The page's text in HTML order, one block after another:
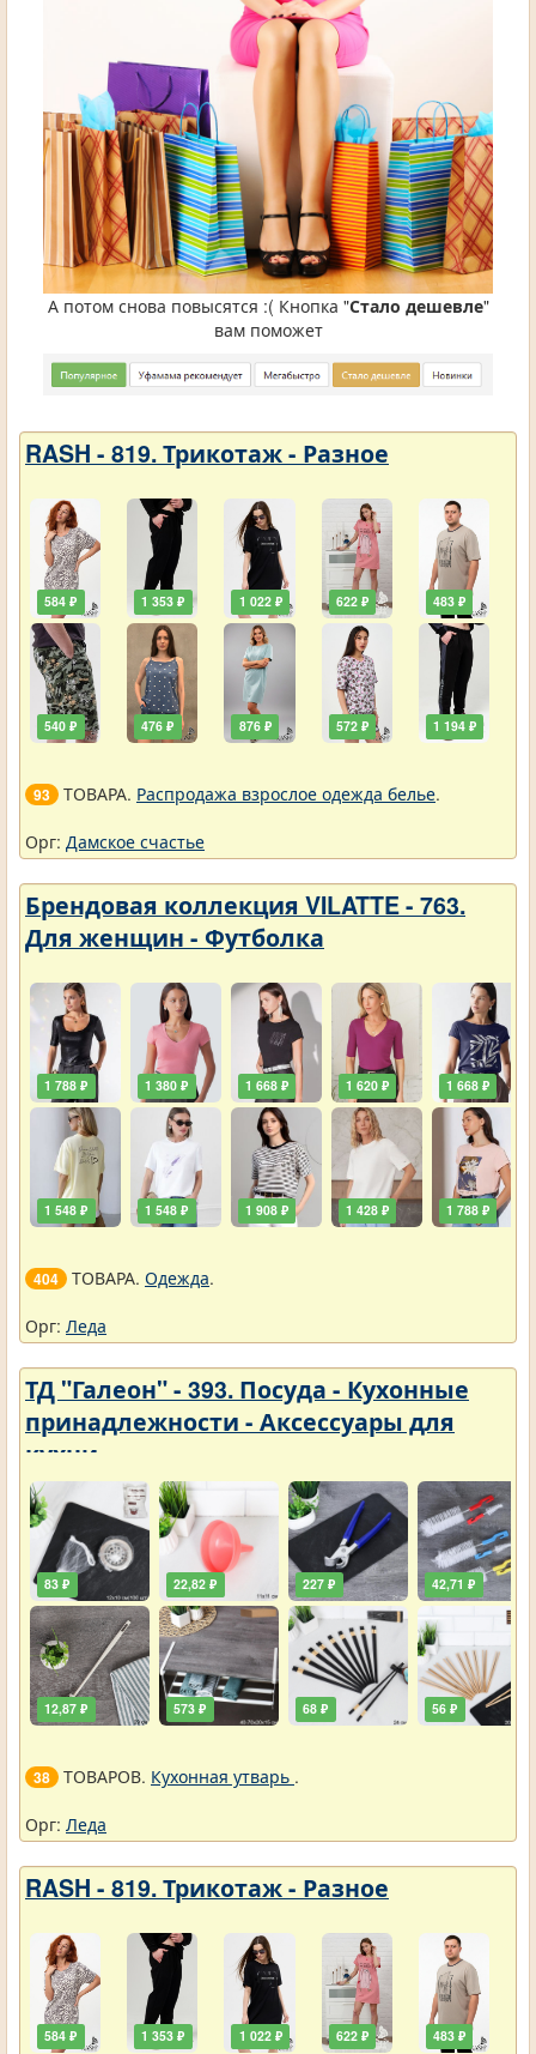
А потом снова повысятся :( Кнопка "Стало дешевле"
вам поможет
RASH - 819. Трикотаж - Разное
584 ₽
540 ₽
1 353 ₽
476 ₽
1 022 ₽
876 ₽
622 ₽
572 ₽
483 ₽
1 194 ₽
93 ТОВАРА. Распродажа взрослое одежда белье.
Орг: Дамское счастье
Брендовая коллекция VILATTE - 763.
Для женщин - Футболка
1 788 ₽
1 548 ₽
1 380 ₽
1 548 ₽
1 668 ₽
1 908 ₽
1 620 ₽
1 428 ₽
1 668 ₽
1 788 ₽
404 ТОВАРА. Одежда.
Орг: Леда
ТД "Галеон" - 393. Посуда - Кухонные
принадлежности - Аксессуары для
кухни
83 ₽
12,87 ₽
22,82 ₽
573 ₽
227 ₽
68 ₽
42,71 ₽
56 ₽
38 ТОВАРОВ. Кухонная утварь .
Орг: Леда
RASH - 819. Трикотаж - Разное
584 ₽ 1 353 ₽ 1 022 ₽ 622 ₽ 483 ₽